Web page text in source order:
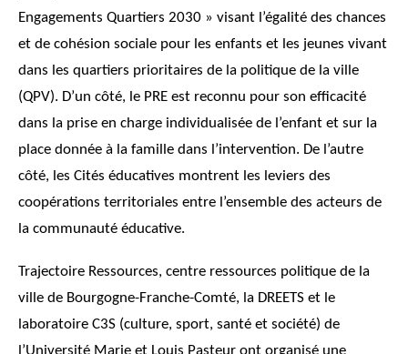
Engagements Quartiers 2030 » visant l’égalité des chances
et de cohésion sociale pour les enfants et les jeunes vivant
dans les quartiers prioritaires de la politique de la ville
(QPV). D’un côté, le PRE est reconnu pour son efficacité
dans la prise en charge individualisée de l’enfant et sur la
place donnée à la famille dans l’intervention. De l’autre
côté, les Cités éducatives montrent les leviers des
coopérations territoriales entre l’ensemble des acteurs de
la communauté éducative.
Trajectoire Ressources, centre ressources politique de la
ville de Bourgogne-Franche-Comté, la DREETS et le
laboratoire C3S (culture, sport, santé et société) de
l’Université Marie et Louis Pasteur ont organisé une